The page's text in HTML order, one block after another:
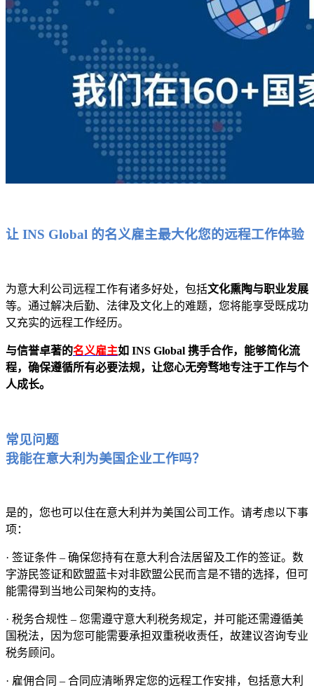
让 INS Global 的名义雇主最大化您的远程工作体验
为意大利公司远程工作有诸多好处，包括文化熏陶与职业发展
等。通过解决后勤、法律及文化上的难题，您将能享受既成功
又充实的远程工作经历。
与信誉卓著的名义雇主如 INS Global 携手合作，能够简化流
程，确保遵循所有必要法规，让您心无旁骛地专注于工作与个
人成长。
常见问题
我能在意大利为美国企业工作吗？
是的，您也可以住在意大利并为美国公司工作。请考虑以下事
项：
· 签证条件 – 确保您持有在意大利合法居留及工作的签证。数
字游民签证和欧盟蓝卡对非欧盟公民而言是不错的选择，但可
能需得到当地公司架构的支持。
· 税务合规性 – 您需遵守意大利税务规定，并可能还需遵循美
国税法，因为您可能需要承担双重税收责任，故建议咨询专业
税务顾问。
· 雇佣合同 – 合同应清晰界定您的远程工作安排，包括意大利